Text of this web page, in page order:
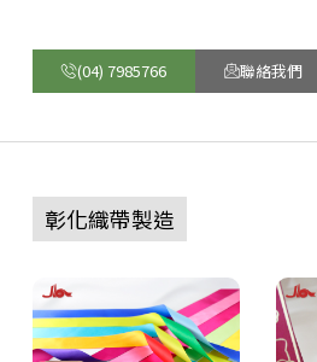
(04) 7985766 聯絡我們
彰化織帶製造